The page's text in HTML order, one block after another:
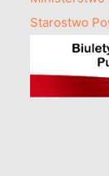
Starostwo